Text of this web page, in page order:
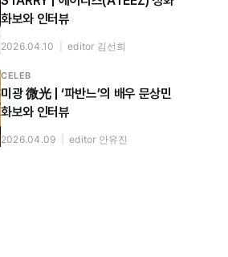
화보와 인터뷰
2026.04.10 editor 김선희
CELEB
미광 微光 | ‘파반느’의 배우 문상민
화보와 인터뷰
2026.04.09 editor 안유진